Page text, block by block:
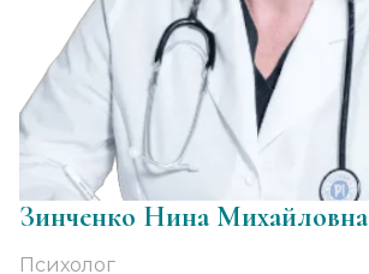
Зинченко Нина Михайловна
Психолог